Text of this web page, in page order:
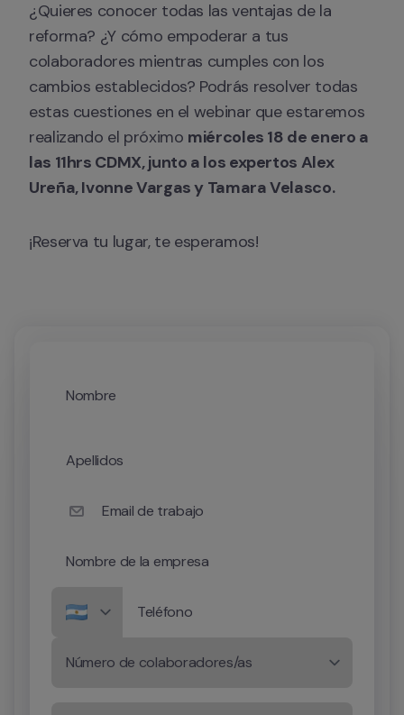
¿Quieres conocer todas las ventajas de la
reforma? ¿Y cómo empoderar a tus
colaboradores mientras cumples con los
cambios establecidos? Podrás resolver todas
estas cuestiones en el webinar que estaremos
realizando el próximo miércoles 18 de enero a
las 11hrs CDMX, junto a los expertos Alex
Ureña, Ivonne Vargas y Tamara Velasco.
¡Reserva tu lugar, te esperamos!
Nombre
Apellidos
Email de trabajo
Nombre de la empresa
Teléfono
Número de colaboradores/as